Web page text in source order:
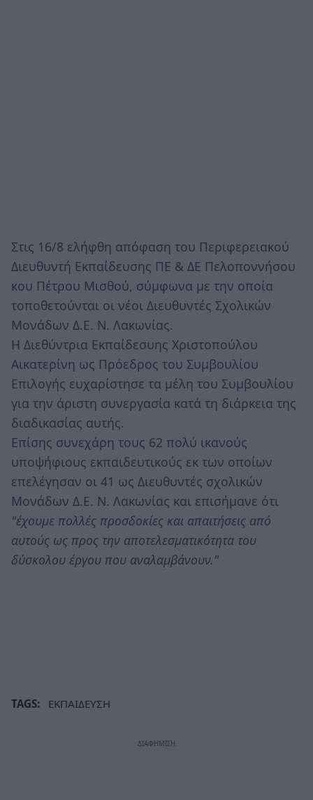
Στις 16/8 ελήφθη απόφαση του Περιφερειακού
Διευθυντή Εκπαίδευσης ΠΕ & ΔΕ Πελοποννήσου
κου Πέτρου Μισθού, σύμφωνα με την οποία
τοποθετούνται οι νέοι Διευθυντές Σχολικών
Μονάδων Δ.Ε. Ν. Λακωνίας.
Η Διεθύντρια Εκπαίδεσυης Χριστοπούλου
Αικατερίνη ως Πρόεδρος του Συμβουλίου
Επιλογής ευχαρίστησε τα μέλη του Συμβουλίου
για την άριστη συνεργασία κατά τη διάρκεια της
διαδικασίας αυτής.
Επίσης συνεχάρη τους 62 πολύ ικανούς
υποψήφιους εκπαιδευτικούς εκ των οποίων
επελέγησαν οι 41 ως Διευθυντές σχολικών
Μονάδων Δ.Ε. Ν. Λακωνίας και επισήμανε ότι
"έχουμε πολλές προσδοκίες και απαιτήσεις από
αυτούς ως προς την αποτελεσματικότητα του
δύσκολου έργου που αναλαμβάνουν."
TAGS: ΕΚΠΑΙΔΕΥΣΗ